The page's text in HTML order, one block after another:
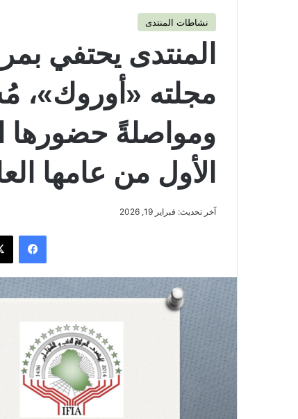
نشاطات المنتدى
المنتدى يحتفي
مجلته «أوروك»،
ومواصلةً حضورها
الأول من عامها
آخر تحديث: فبراير 19, 2026
فيسبوك